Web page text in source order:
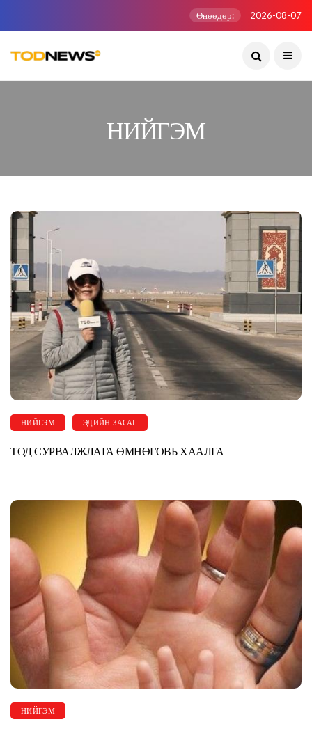
Өнөөдөр: 2026-08-07
НИЙГЭМ
НИЙГЭМ ЭДИЙН ЗАСАГ
ТОД СУРВАЛЖЛАГА ӨМНӨГОВЬ ХААЛГА
НИЙГЭМ